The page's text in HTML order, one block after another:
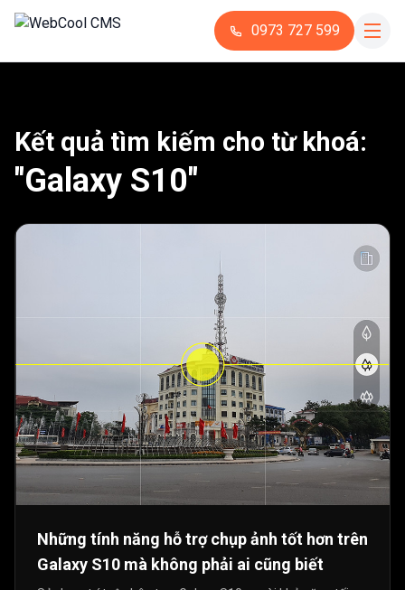
0973 727 599
Kết quả tìm kiếm cho từ khoá:
"Galaxy S10"
Những tính năng hỗ trợ chụp ảnh tốt hơn trên
Galaxy S10 mà không phải ai cũng biết